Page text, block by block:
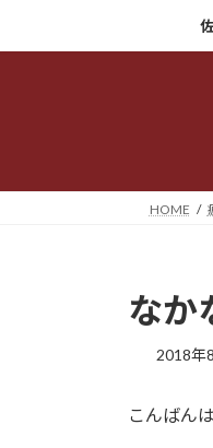
キ
に
HOME
なか
2018年
こんばんは